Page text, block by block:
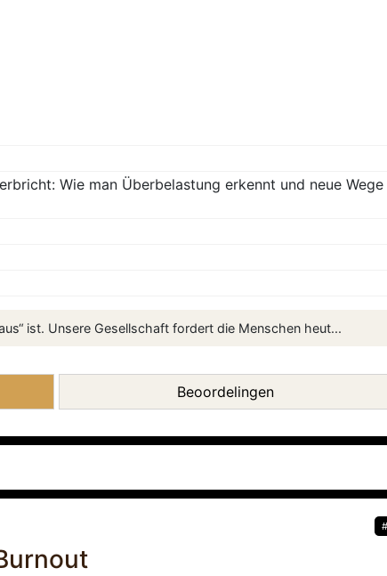
Wie man Überbelastung erkennt und neue Wege
ist. Unsere Gesellschaft fordert die Menschen heut...
Beoordelingen